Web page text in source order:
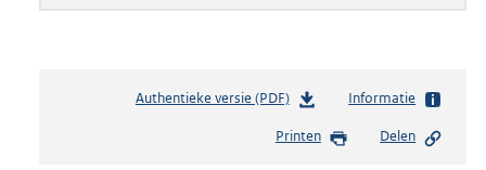
Authentieke versie (PDF)b
s
Informatie
Printen Delen